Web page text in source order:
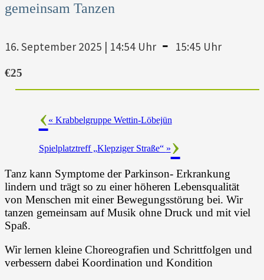
gemeinsam Tanzen
16. September 2025 | 14:54 Uhr - 15:45 Uhr
€25
« Krabbelgruppe Wettin-Löbejün
Spielplatztreff „Klepziger Straße“ »
Tanz kann Symptome der Parkinson- Erkrankung
lindern und trägt so zu einer höheren Lebensqualität
von Menschen mit einer Bewegungsstörung bei. Wir
tanzen gemeinsam auf Musik ohne Druck und mit viel
Spaß.
Wir lernen kleine Choreografien und Schrittfolgen und
verbessern dabei Koordination und Kondition